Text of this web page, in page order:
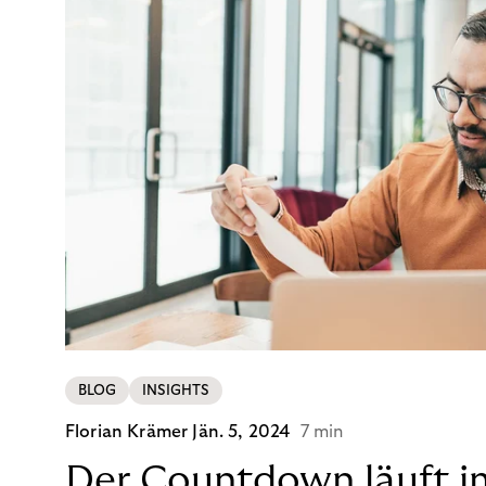
BLOG INSIGHTS
Florian Krämer Jän. 5, 2024 7 min